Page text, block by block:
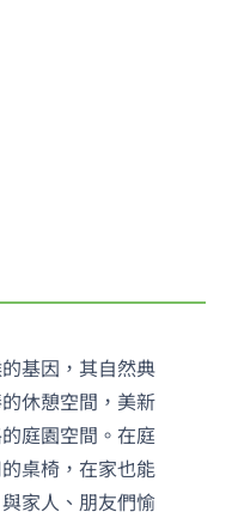
基因，其自然典
休憩空間，美新
庭園空間。在庭
桌椅，在家也能
家人、朋友們愉